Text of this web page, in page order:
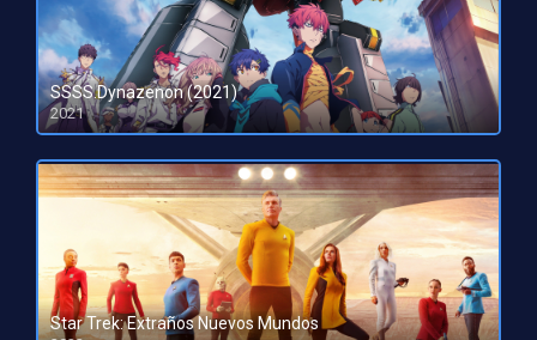
SSSS.Dynazenon (2021)
2021
Star Trek: Extraños Nuevos Mundos